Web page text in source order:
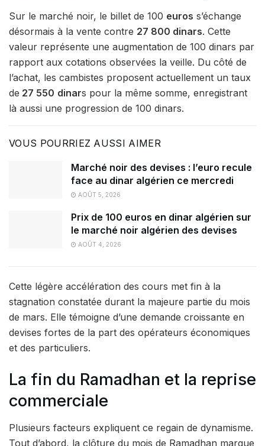
Sur le marché noir, le billet de 100 euros s’échange
désormais à la vente contre 27 800 dinars. Cette
valeur représente une augmentation de 100 dinars par
rapport aux cotations observées la veille. Du côté de
l’achat, les cambistes proposent actuellement un taux
de 27 550 dinars pour la même somme, enregistrant
là aussi une progression de 100 dinars.
VOUS POURRIEZ AUSSI AIMER
Marché noir des devises : l’euro recule
face au dinar algérien ce mercredi
AOÛT 5, 2026
Prix de 100 euros en dinar algérien sur
le marché noir algérien des devises
AOÛT 4, 2026
Cette légère accélération des cours met fin à la
stagnation constatée durant la majeure partie du mois
de mars. Elle témoigne d’une demande croissante en
devises fortes de la part des opérateurs économiques
et des particuliers.
La fin du Ramadhan et la reprise
commerciale
Plusieurs facteurs expliquent ce regain de dynamisme.
Tout d’abord, la clôture du mois de Ramadhan marque